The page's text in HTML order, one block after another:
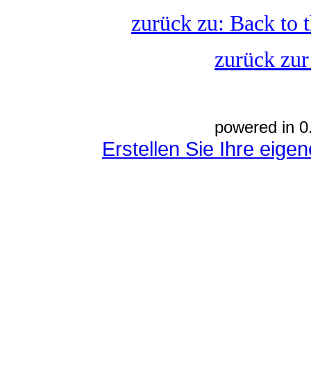
zurück zu: Back to
zurück
powered in
Erstellen Sie Ihre